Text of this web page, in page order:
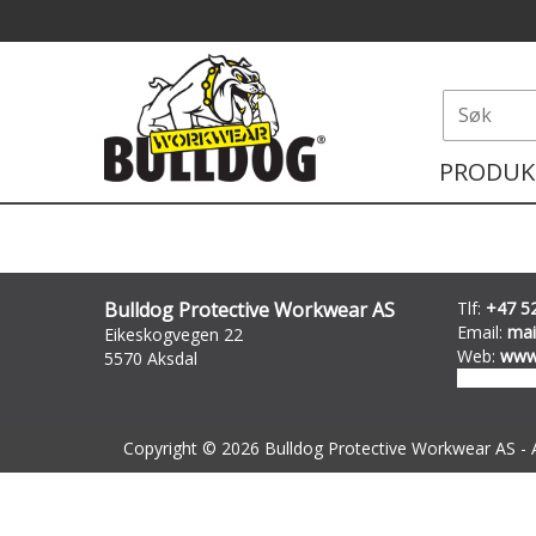
Bulldog Protective Workwear AS
Eikeskogvegen 22
5570 Aksdal
Tlf: +47
Email:
Web:
Copyright © 2026 Bulldog Protective Workwear AS -